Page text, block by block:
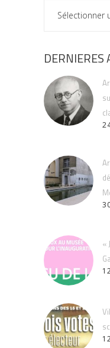
ARCHIVES
DERNIERES
«